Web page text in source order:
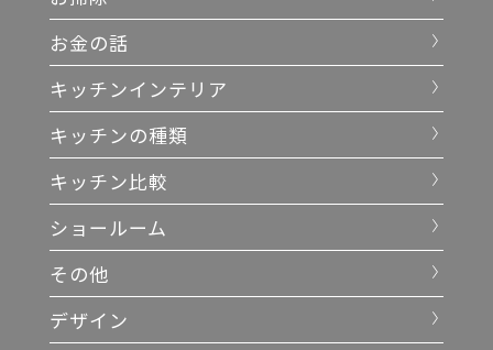
お金の話
キッチンインテリア
キッチンの種類
キッチン比較
ショールーム
その他
デザイン